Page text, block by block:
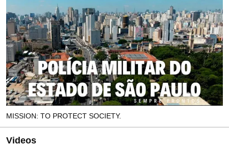
MISSION: TO PROTECT SOCIETY.
Videos